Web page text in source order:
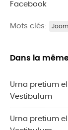
Facebook
Mots clés:
Dans la
Urna pretium
Vestibulum
Urna pretium